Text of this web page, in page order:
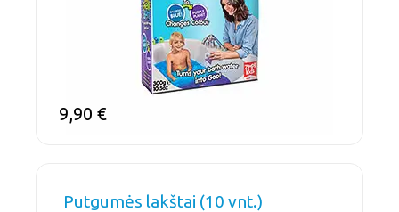
9,90 €
Putgumės lakštai (10 vnt.)